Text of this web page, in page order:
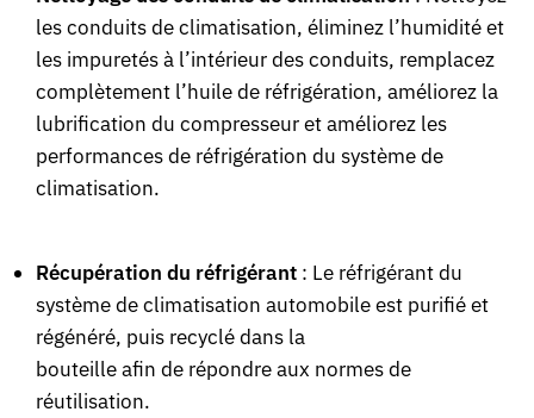
les conduits de climatisation, éliminez l’humidité et
les impuretés à l’intérieur des conduits, remplacez
complètement l’huile de réfrigération, améliorez la
lubrification du compresseur et améliorez les
performances de réfrigération du système de
climatisation.
Récupération du réfrigérant : Le réfrigérant du
système de climatisation automobile est purifié et
régénéré, puis recyclé dans la
bouteille afin de répondre aux normes de
réutilisation.